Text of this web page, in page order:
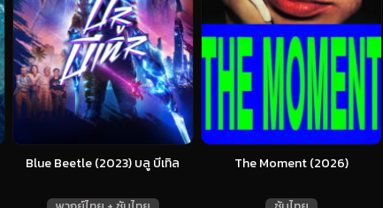
Blue Beetle (2023) บลู บีเทิล The Moment (2026)